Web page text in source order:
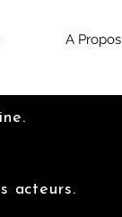
A Propos
acteurs.